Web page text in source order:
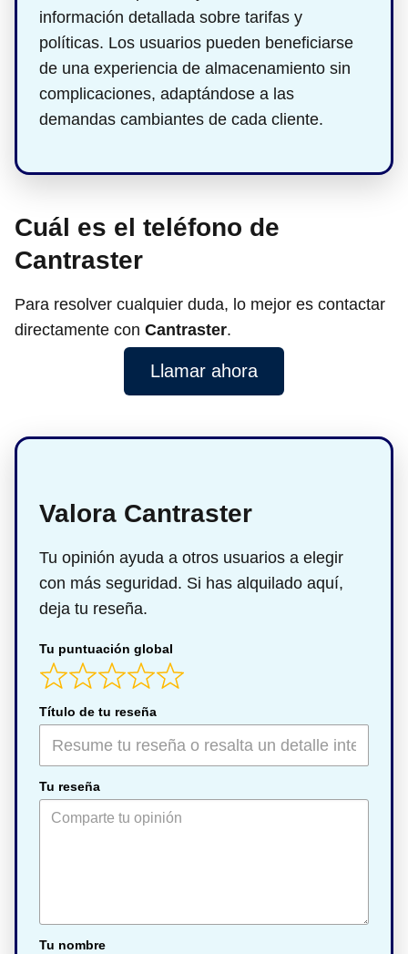
información detallada sobre tarifas y
políticas. Los usuarios pueden beneficiarse
de una experiencia de almacenamiento sin
complicaciones, adaptándose a las
demandas cambiantes de cada cliente.
Cuál es el teléfono de
Cantraster
Para resolver cualquier duda, lo mejor es contactar
directamente con Cantraster.
Llamar ahora
Valora Cantraster
Tu opinión ayuda a otros usuarios a elegir
con más seguridad. Si has alquilado aquí,
deja tu reseña.
Tu puntuación global
Título de tu reseña
Tu reseña
Tu nombre